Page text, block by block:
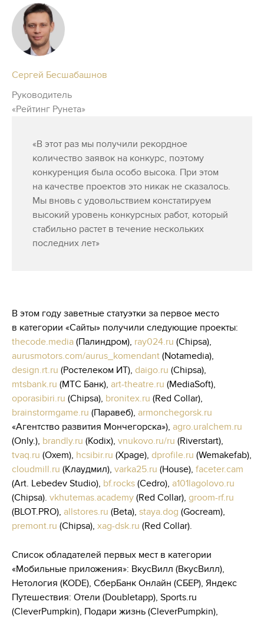
Сергей Бесшабашнов
Руководитель
«Рейтинг Рунета»
«В этот раз мы получили рекордное
количество заявок на конкурс, поэтому
конкуренция была особо высока. При этом
на качестве проектов это никак не сказалось.
Мы вновь с удовольствием констатируем
высокий уровень конкурсных работ, который
стабильно растет в течение нескольких
последних лет»
В этом году заветные статуэтки за первое место
в категории «Сайты» получили следующие проекты:
thecode.media (Палиндром), ray024.ru (Chipsa),
aurusmotors.com/aurus_komendant (Notamedia),
design.rt.ru (Ростелеком ИТ), daigo.ru (Chipsa),
mtsbank.ru (MТС Банк), art-theatre.ru (MediaSoft),
oporasibiri.ru (Chipsa), bronitex.ru (Red Collar),
brainstormgame.ru (Паравеб), armonchegorsk.ru
«Агентство развития Мончегорска»), agro.uralchem.ru
(Only.), brandly.ru (Kodix), vnukovo.ru/ru (Riverstart),
tvaq.ru (Oxem), hcsibir.ru (Xpage), dprofile.ru (Wemakefab),
cloudmill.ru (Клаудмил), varka25.ru (House), faceter.cam
(Art. Lebedev Studio), bf.rocks (Cedro), a101lagolovo.ru
(Chipsa). vkhutemas.academy (Red Collar), groom-rf.ru
(BLOT.PRO), allstores.ru (Beta), staya.dog (Gocream),
premont.ru (Chipsa), xag-dsk.ru (Red Collar).
Cписок обладателей первых мест в категории
«Мобильные приложения»: ВкусВилл (ВкусВилл),
Нетология (KODE), СберБанк Онлайн (СБЕР), Яндекс
Путешествия: Отели (Doubletapp), Sports.ru
(CleverPumpkin), Подари жизнь (CleverPumpkin),